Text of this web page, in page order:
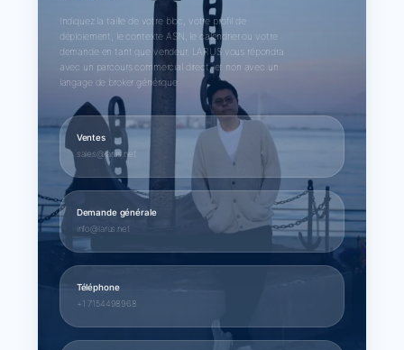
Indiquez la taille de votre bloc, votre profil de
déploiement, le contexte ASN, le calendrier ou votre
demande en tant que vendeur. LARUS vous répondra
avec un parcours commercial direct, et non avec un
langage de broker générique.
Ventes
sales@larus.net
Demande générale
info@larus.net
Téléphone
+1 7154498968